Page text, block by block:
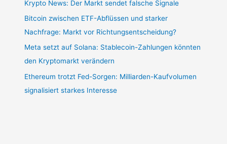
Krypto News: Der Markt sendet falsche Signale
Bitcoin zwischen ETF-Abflüssen und starker
Nachfrage: Markt vor Richtungsentscheidung?
Meta setzt auf Solana: Stablecoin-Zahlungen könnten
den Kryptomarkt verändern
Ethereum trotzt Fed-Sorgen: Milliarden-Kaufvolumen
signalisiert starkes Interesse